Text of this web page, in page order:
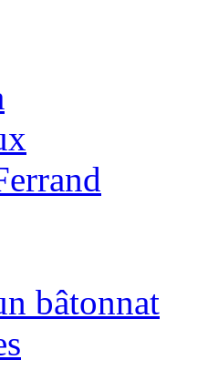
bâtonnat